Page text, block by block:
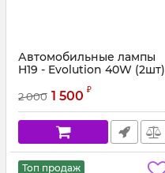
Автомобильные лампы
H19 - Evolution 40W (2шт)
2 000 1 500 ₽
Топ продаж